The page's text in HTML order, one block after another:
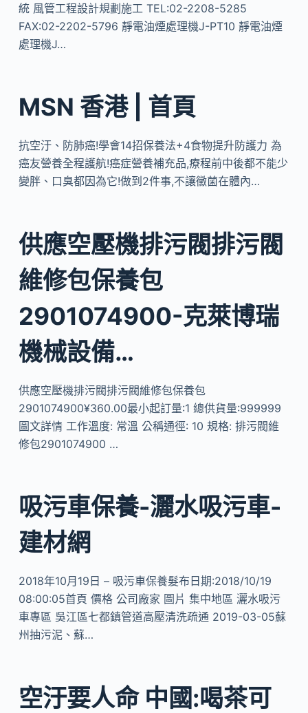
統 風管工程設計規劃施工 TEL:02-2208-5285
FAX:02-2202-5796 靜電油煙處理機J-PT10 靜電油煙
處理機J…
MSN 香港 | 首頁
抗空汙、防肺癌!學會14招保養法+4食物提升防護力 為
癌友營養全程護航!癌症營養補充品,療程前中後都不能少
變胖、口臭都因為它!做到2件事,不讓黴菌在體內…
供應空壓機排污閥排污閥
維修包保養包
2901074900-克萊博瑞
機械設備…
供應空壓機排污閥排污閥維修包保養包
2901074900¥360.00最小起訂量:1 總供貨量:999999
圖文詳情 工作溫度: 常溫 公稱通徑: 10 規格: 排污閥維
修包2901074900 …
吸污車保養-灑水吸污車-
建材網
2018年10月19日 – 吸污車保養髮布日期:2018/10/19
08:00:05首頁 價格 公司廠家 圖片 集中地區 灑水吸污
車專區 吳江區七都鎮管道高壓清洗疏通 2019-03-05蘇
州抽污泥、蘇…
空汙要人命 中國:喝茶可